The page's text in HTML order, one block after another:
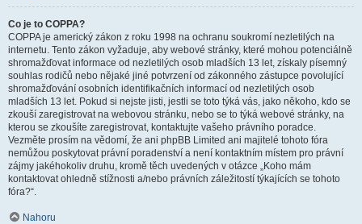
Co je to COPPA?
COPPA je americký zákon z roku 1998 na ochranu soukromí nezletilých na
internetu. Tento zákon vyžaduje, aby webové stránky, které mohou potenciálně
shromažďovat informace od nezletilých osob mladších 13 let, získaly písemný
souhlas rodičů nebo nějaké jiné potvrzení od zákonného zástupce povolující
shromažďování osobních identifikačních informací od nezletilých osob
mladších 13 let. Pokud si nejste jisti, jestli se toto týká vás, jako někoho, kdo se
zkouší zaregistrovat na webovou stránku, nebo se to týká webové stránky, na
kterou se zkoušíte zaregistrovat, kontaktujte vašeho právního poradce.
Vezměte prosím na vědomí, že ani phpBB Limited ani majitelé tohoto fóra
nemůžou poskytovat právní poradenství a není kontaktním místem pro právní
zájmy jakéhokoliv druhu, kromě těch uvedených v otázce „Koho mám
kontaktovat ohledně stížnosti a/nebo právních záležitostí týkajících se tohoto
fóra?“.
Nahoru